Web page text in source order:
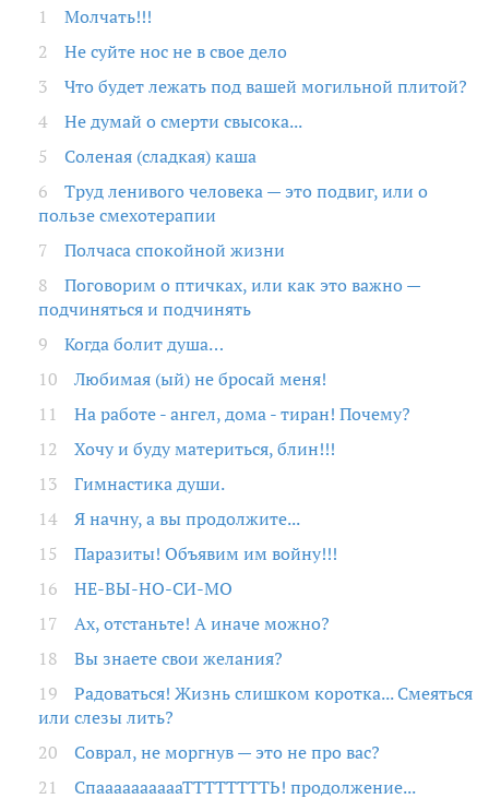
Молчать!!!
Не суйте нос не в свое дело
Что будет лежать под вашей могильной плитой?
Не думай о смерти свысока...
Соленая (сладкая) каша
Труд ленивого человека — это подвиг, или о
пользе смехотерапии
Полчаса спокойной жизни
Поговорим о птичках, или как это важно —
подчиняться и подчинять
Когда болит душа…
Любимая (ый) не бросай меня!
На работе - ангел, дома - тиран! Почему?
Хочу и буду материться, блин!!!
Гимнастика души.
Я начну, а вы продолжите...
Паразиты! Объявим им войну!!!
НЕ-ВЫ-НО-СИ-МО
Ах, отстаньте! А иначе можно?
Вы знаете свои желания?
Радоваться! Жизнь слишком коротка... Смеяться
или слезы лить?
Соврал, не моргнув — это не про вас?
СпааааааааааТТТТТТТТЬ! продолжение...